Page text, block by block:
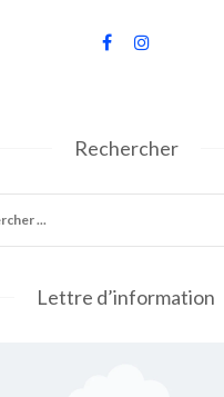
Rechercher
Lettre d’information